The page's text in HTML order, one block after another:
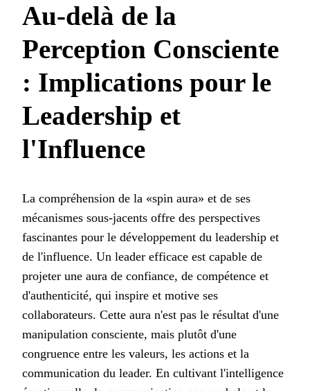
Au-delà de la
Perception Consciente
: Implications pour le
Leadership et
l'Influence
La compréhension de la «spin aura» et de ses
mécanismes sous-jacents offre des perspectives
fascinantes pour le développement du leadership et
de l'influence. Un leader efficace est capable de
projeter une aura de confiance, de compétence et
d'authenticité, qui inspire et motive ses
collaborateurs. Cette aura n'est pas le résultat d'une
manipulation consciente, mais plutôt d'une
congruence entre les valeurs, les actions et la
communication du leader. En cultivant l'intelligence